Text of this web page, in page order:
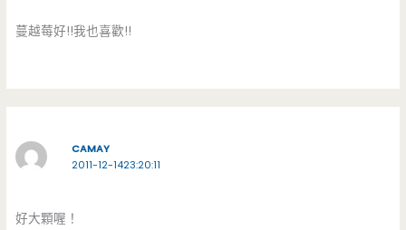
蔓越莓好!!我也喜歡!!
CAMAY
2011-12-1423:20:11
好大顆喔！